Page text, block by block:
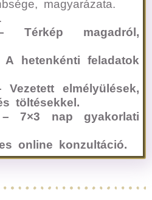
magyarázata.
magadról,
hetenkénti feladatok
elmélyülések,
töltésekkel.
7×3 nap gyakorlati
online konzultáció.